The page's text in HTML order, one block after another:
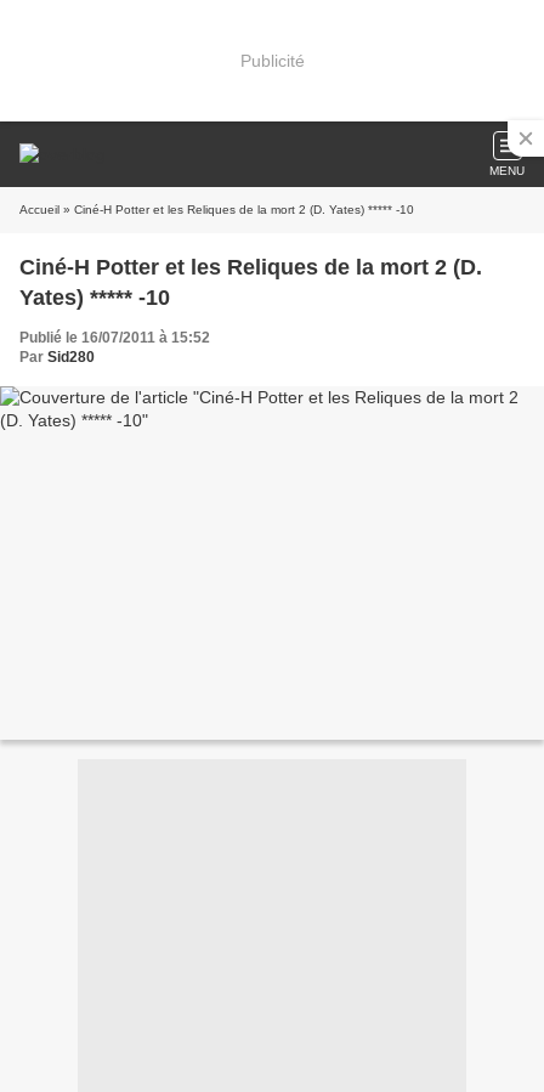
Publicité
MENU
Accueil » Ciné-H Potter et les Reliques de la mort 2 (D. Yates) ***** -10
Ciné-H Potter et les Reliques de la mort 2 (D.
Yates) ***** -10
Publié le 16/07/2011 à 15:52
Par Sid280